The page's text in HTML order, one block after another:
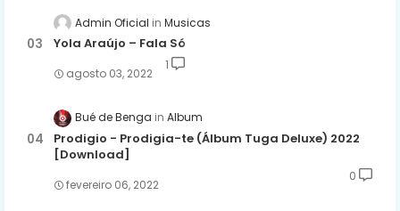
Admin Oficial Musicas
Yola Araújo – Fala Só
agosto 03, 2022
1
Bué de Benga Album
Prodigio - Prodigia-te (Álbum Tuga Deluxe) 2022
[Download]
fevereiro 06, 2022
0